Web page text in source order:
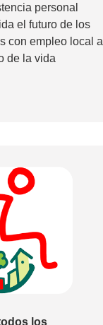
personal
el futuro de los
con empleo local al
de la vida
los